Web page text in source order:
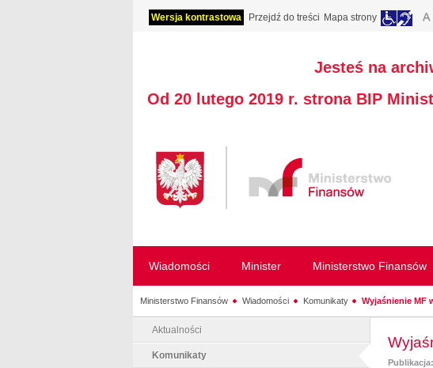
Wersja kontrastowa Przejdź do treści Mapa strony
Jesteś na
Od 20 lutego 2019 r. strona BIP
Wiadomości Minister Ministerstwo Finansów
Ministerstwo Finansów Wiadomości Komunikaty Wyjaśnienie MF
Aktualności
Komunikaty
Publikacja: